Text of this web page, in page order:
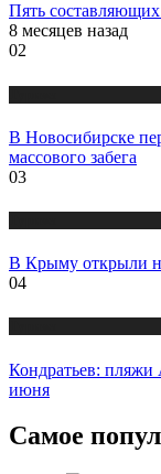
Пять
8 месяцев назад
02
В Новосибирске
массового забега
03
В Крыму открыли
04
Кондратьев: пляжи
июня
Самое